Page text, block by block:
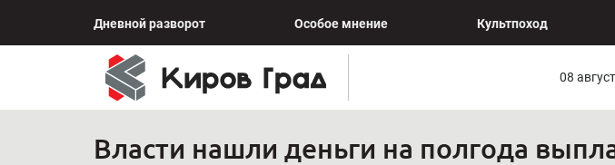
Дневной разворот Особое мнение Культпоход
08
Власти нашли деньги на полгода